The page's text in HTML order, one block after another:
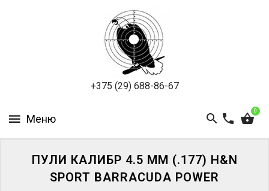
+375 (29) 688-86-67
0
ОПТИКА
ЭКИПИРОВКА
ПУЛИ КАЛИБР 4.5 ММ (.177) H&N
SPORT BARRACUDA POWER